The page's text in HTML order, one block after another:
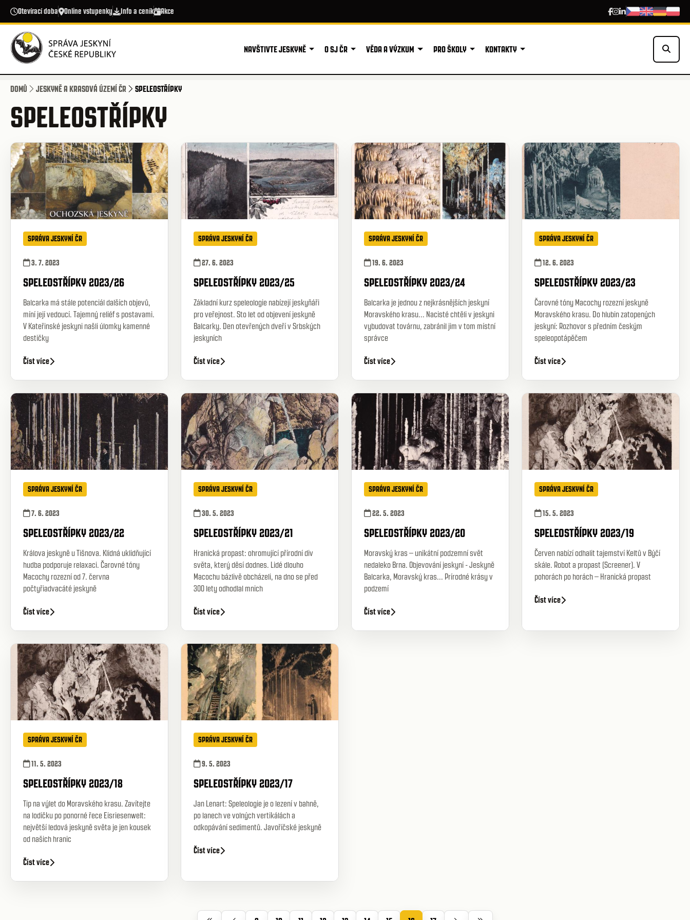
Přejít k hlavnímu obsahu
Otevírací doba Online vstupenky Info a ceník Akce
NAVŠTIVTE JESKYNĚ O SJ ČR VĚDA A VÝZKUM PRO ŠKOLY KONTAKTY
DOMŮ JESKYNĚ A KRASOVÁ ÚZEMÍ ČR SPELEOSTŘÍPKY
SPELEOSTŘÍPKY
SPRÁVA JESKYNÍ ČR
3. 7. 2023
SPELEOSTŘÍPKY 2023/26
Balcarka má stále potenciál dalších objevů,
míní její vedoucí. Tajemný reliéf s postavami.
V Kateřinské jeskyni našli úlomky kamenné
destičky
Číst více
SPRÁVA JESKYNÍ ČR
27. 6. 2023
SPELEOSTŘÍPKY 2023/25
Základní kurz speleologie nabízejí jeskyňáři
pro veřejnost. Sto let od objevení jeskyně
Balcarky. Den otevřených dveří v Srbských
jeskyních
Číst více
SPRÁVA JESKYNÍ ČR
19. 6. 2023
SPELEOSTŘÍPKY 2023/24
Balcarka je jednou z nejkrásnějších jeskyní
Moravského krasu... Nacisté chtěli v jeskyni
vybudovat továrnu, zabránil jim v tom místní
správce
Číst více
SPRÁVA JESKYNÍ ČR
12. 6. 2023
SPELEOSTŘÍPKY 2023/23
Čarovné tóny Macochy rozezní jeskyně
Moravského krasu. Do hlubin zatopených
jeskyní: Rozhovor s předním českým
speleopotápěčem
Číst více
SPRÁVA JESKYNÍ ČR
7. 6. 2023
SPELEOSTŘÍPKY 2023/22
Králova jeskyně u Tišnova. Klidná uklidňující
hudba podporuje relaxaci. Čarovné tóny
Macochy rozezní od 7. června
počtyřiadvacáté jeskyně
Číst více
SPRÁVA JESKYNÍ ČR
30. 5. 2023
SPELEOSTŘÍPKY 2023/21
Hranická propast: ohromující přírodní div
světa, který děsí dodnes. Lidé dlouho
Macochu bázlivě obcházeli, na dno se před
300 lety odhodlal mnich
Číst více
SPRÁVA JESKYNÍ ČR
22. 5. 2023
SPELEOSTŘÍPKY 2023/20
Moravský kras – unikátní podzemní svět
nedaleko Brna. Objevování jeskyní - Jeskyně
Balcarka, Moravský kras... Prírodné krásy v
podzemí
Číst více
SPRÁVA JESKYNÍ ČR
15. 5. 2023
SPELEOSTŘÍPKY 2023/19
Červen nabízí odhalit tajemství Keltů v Býčí
skále. Robot a propast (Screener). V
pohorách po horách – Hranická propast
Číst více
SPRÁVA JESKYNÍ ČR
11. 5. 2023
SPELEOSTŘÍPKY 2023/18
Tip na výlet do Moravského krasu. Zavítejte
na lodičku po ponorné řece Eisriesenwelt:
největší ledová jeskyně světa je jen kousek
od našich hranic
Číst více
SPRÁVA JESKYNÍ ČR
9. 5. 2023
SPELEOSTŘÍPKY 2023/17
Jan Lenart: Speleologie je o lezení v bahně,
po lanech ve volných vertikálách a
odkopávání sedimentů. Javoříčské jeskyně
Číst více